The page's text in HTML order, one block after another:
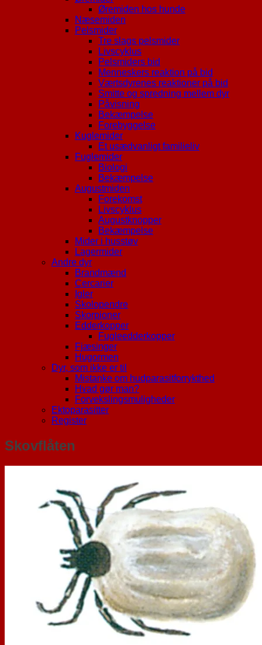
Øremiden hos hunde
Næsemiden
Pelsmider
Tre slags pelsmider
Livscyklus
Pelsmiders bid
Menneskers reaktion på bid
Værtsdyrenes reaktioner på bid
Smitte og spredning mellem dyr
Påvisning
Bekæmpelse
Forebyggelse
Kuglemider
Et usædvanligt familieliv
Fuglemider
Biologi
Bekæmpelse
Augustmiden
Forekomst
Livscyklus
Augustknopper
Bekæmpelse
Mider i husstøv
Lagermider
Andre dyr
Brandmænd
Cercarier
Igler
Skolopendre
Skorpioner
Edderkopper
Fugleedderkopper
Fjæsinger
Hugormen
Dyr, som ikke er til
Mistanke om hudparasitforrykthed
Hvad gør man?
Forvekslingsmuligheder
Ektoparasitter
Register
Skovflåten